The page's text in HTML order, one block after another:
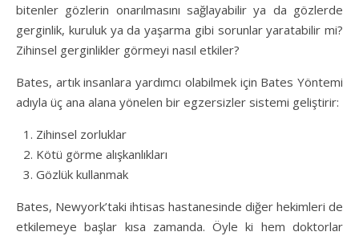
bitenler gözlerin onarılmasını sağlayabilir ya da gözlerde
gerginlik, kuruluk ya da yaşarma gibi sorunlar yaratabilir mi?
Zihinsel gerginlikler görmeyi nasıl etkiler?
Bates, artık insanlara yardımcı olabilmek için Bates Yöntemi
adıyla üç ana alana yönelen bir egzersizler sistemi geliştirir:
Zihinsel zorluklar
Kötü görme alışkanlıkları
Gözlük kullanmak
Bates, Newyork’taki ihtisas hastanesinde diğer hekimleri de
etkilemeye başlar kısa zamanda. Öyle ki hem doktorlar